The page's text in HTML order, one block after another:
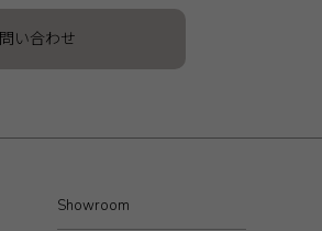
い合わせ
Showroom